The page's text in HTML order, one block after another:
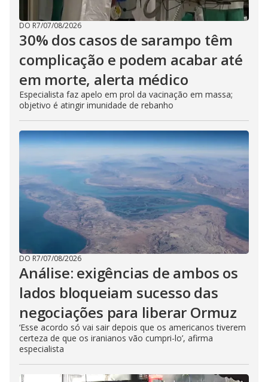
DO R7/07/08/2026
30% dos casos de sarampo têm
complicação e podem acabar até
em morte, alerta médico
Especialista faz apelo em prol da vacinação em massa;
objetivo é atingir imunidade de rebanho
DO R7/07/08/2026
Análise: exigências de ambos os
lados bloqueiam sucesso das
negociações para liberar Ormuz
‘Esse acordo só vai sair depois que os americanos tiverem
certeza de que os iranianos vão cumpri-lo’, afirma
especialista